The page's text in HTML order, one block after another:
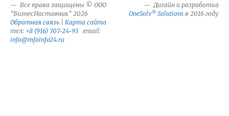
Все права защищены © ООО
"БизнесНаставник" 2026
Обратная связь
Карта сайта
тел: +8 (916) 707-24-93 email:
info@mfoinfo24.ru
Дизайн и разработка
OneSolv® Solutions в 2016 году